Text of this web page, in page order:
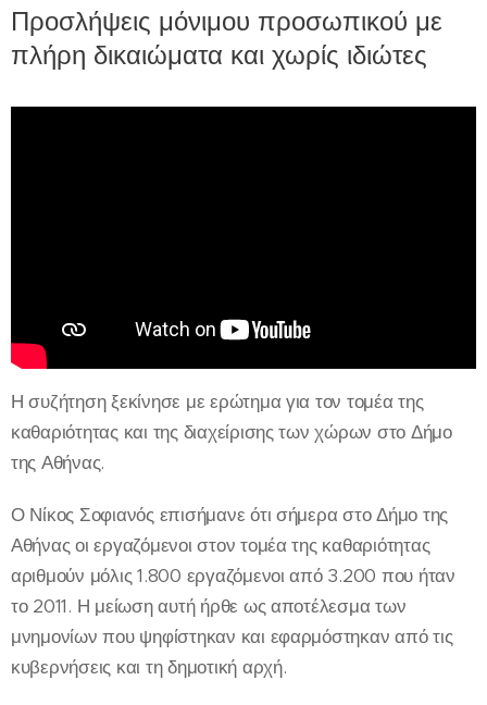
Προσλήψεις μόνιμου προσωπικού με
πλήρη δικαιώματα και χωρίς ιδιώτες
Η συζήτηση ξεκίνησε με ερώτημα για τον τομέα της
καθαριότητας και της διαχείρισης των χώρων στο Δήμο
της Αθήνας.
Ο Νίκος Σοφιανός επισήμανε ότι σήμερα στο Δήμο της
Αθήνας οι εργαζόμενοι στον τομέα της καθαριότητας
αριθμούν μόλις 1.800 εργαζόμενοι από 3.200 που ήταν
το 2011. Η μείωση αυτή ήρθε ως αποτέλεσμα των
μνημονίων που ψηφίστηκαν και εφαρμόστηκαν από τις
κυβερνήσεις και τη δημοτική αρχή.